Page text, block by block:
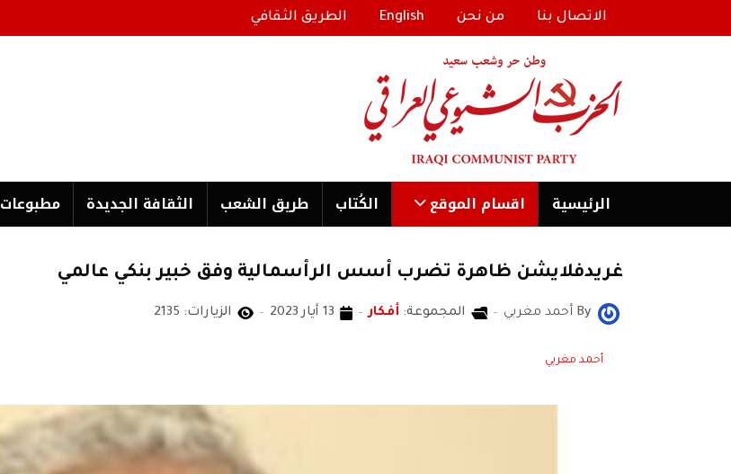
الاتصال بنا من نحن English الطريق الثقافي
الرئیسية اقسام الموقع الكُتاب طریق الشعب الثقافة الجدیدة مطبوعات
غريدفلايشن ظاهرة تضرب أسس الرأسمالية وفق خبير بنكي عالمي
By أحمد مغربي المجموعة: أفكار 13 أيار 2023 الزيارات: 2135
أحمد مغربي